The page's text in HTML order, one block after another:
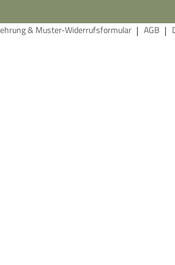
& Muster-Widerrufsformular AGB